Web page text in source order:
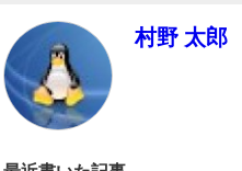
村野 太郎